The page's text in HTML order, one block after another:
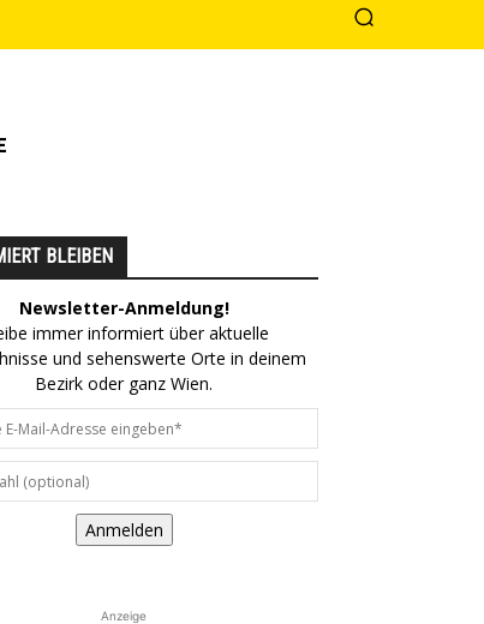
BLEIBEN
Newsletter-Anmeldung!
immer informiert über aktuelle
und sehenswerte Orte in deinem
Bezirk oder ganz Wien.
Anmelden
Anzeige